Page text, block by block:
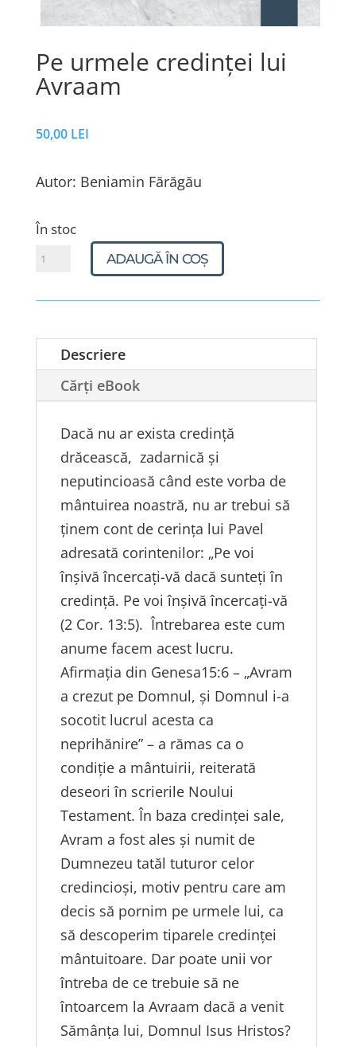
Pe urmele credinței lui
Avraam
50,00 LEI
Autor: Beniamin Fărăgău
În stoc
Cantitate
urmele
Avraam
ADAUGĂ ÎN COȘ
Descriere
Cărți eBook
Dacă nu ar exista credință
drăcească, zadarnică și
neputincioasă când este vorba de
mântuirea noastră, nu ar trebui să
ținem cont de cerința lui Pavel
adresată corintenilor: „Pe voi
înșivă încercați-vă dacă sunteți în
credință. Pe voi înșivă încercați-vă
(2 Cor. 13:5). Întrebarea este cum
anume facem acest lucru.
Afirmația din Genesa15:6 – „Avram
a crezut pe Domnul, și Domnul i-a
socotit lucrul acesta ca
neprihănire” – a rămas ca o
condiție a mântuirii, reiterată
deseori în scrierile Noului
Testament. În baza credinței sale,
Avram a fost ales și numit de
Dumnezeu tatăl tuturor celor
credincioși, motiv pentru care am
decis să pornim pe urmele lui, ca
să descoperim tiparele credinței
mântuitoare. Dar poate unii vor
întreba de ce trebuie să ne
întoarcem la Avraam dacă a venit
Sămânța lui, Domnul Isus Hristos?